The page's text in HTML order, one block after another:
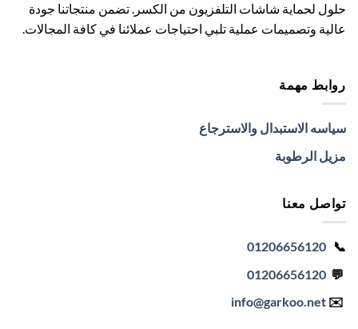
حلول لحماية شاشات التلفزيون من الكسر. تضمن منتجاتنا جودة
عالية وتصميمات عملية تلبي احتياجات عملائنا في كافة المجالات.
روابط مهمة
سياسه الاستبدال والاسترجاع
مزيل الرطوبة
تواصل معنا
📞
01206656120
💬
01206656120
✉️
info@garkoo.net